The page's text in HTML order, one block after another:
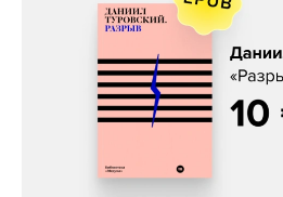
Даниил